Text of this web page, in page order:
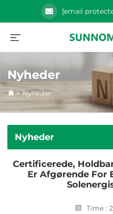
[email
Nyheder
>Nyheder
Nyheder
Certificerede,
Er Afgørende For
Time :